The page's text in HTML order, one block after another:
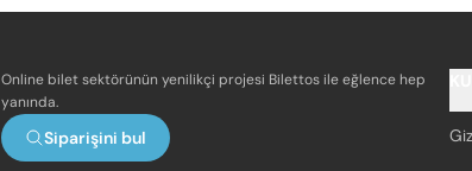
Online bilet sektörünün yenilikçi projesi Bilettos ile eğlence hep
yanında.
Siparişini bul